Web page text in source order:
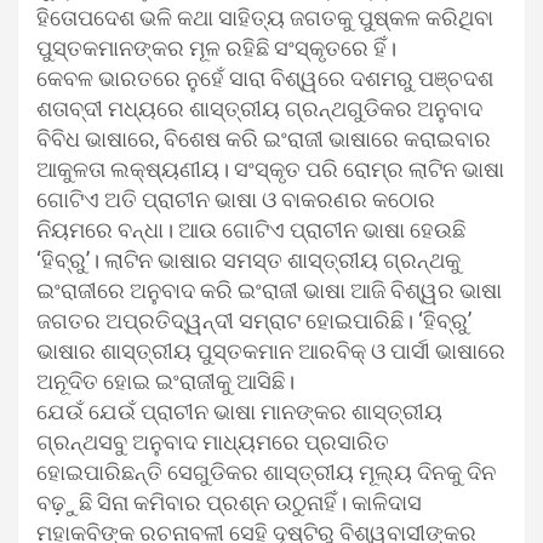
ହିତୋପଦେଶ ଭଳି କଥା ସାହିତ୍ୟ ଜଗତକୁ ପୁଷ୍କଳ କରିଥିବା
ପୁସ୍ତକମାନଙ୍କର ମୂଳ ରହିଛି ସଂସ୍କୃତରେ ହିଁ।
କେବଳ ଭାରତରେ ନୁହେଁ ସାରା ବିଶ୍ୱରେ ଦଶମରୁ ପଞ୍ଚଦଶ
ଶତାବ୍ଦୀ ମଧ୍ୟରେ ଶାସ୍ତ୍ରୀୟ ଗ୍ରନ୍ଥଗୁଡିକର ଅନୁବାଦ
ବିବିଧ ଭାଷାରେ, ବିଶେଷ କରି ଇଂରାଜୀ ଭାଷାରେ କରାଇବାର
ଆକୁଳତା ଲକ୍ଷ୍ୟଣୀୟ। ସଂସ୍କୃତ ପରି ରୋମ୍‌ର ଲାଟିନ ଭାଷା
ଗୋଟିଏ ଅତି ପ୍ରାଚୀନ ଭାଷା ଓ ବାକରଣର କଠୋର
ନିୟମରେ ବନ୍ଧା। ଆଉ ଗୋଟିଏ ପ୍ରାଚୀନ ଭାଷା ହେଉଛି
‘ହିବ୍ରୁ’। ଲାଟିନ ଭାଷାର ସମସ୍ତ ଶାସ୍ତ୍ରୀୟ ଗ୍ରନ୍ଥକୁ
ଇଂରାଜୀରେ ଅନୁବାଦ କରି ଇଂରାଜୀ ଭାଷା ଆଜି ବିଶ୍ୱର ଭାଷା
ଜଗତର ଅପ୍ରତିଦ୍ୱନ୍ଦୀ ସମ୍ରାଟ ହୋଇପାରିଛି। ‘ହିବ୍ରୁ’
ଭାଷାର ଶାସ୍ତ୍ରୀୟ ପୁସ୍ତକମାନ ଆରବିକ୍ ଓ ପାର୍ସୀ ଭାଷାରେ
ଅନୂଦିତ ହୋଇ ଇଂରାଜୀକୁ ଆସିଛି।
ଯେଉଁ ଯେଉଁ ପ୍ରାଚୀନ ଭାଷା ମାନଙ୍କର ଶାସ୍ତ୍ରୀୟ
ଗ୍ରନ୍ଥସବୁ ଅନୁବାଦ ମାଧ୍ୟମରେ ପ୍ରସାରିତ
ହୋଇପାରିଛନ୍ତି ସେଗୁଡିକର ଶାସ୍ତ୍ରୀୟ ମୂଲ୍ୟ ଦିନକୁ ଦିନ
ବଢ଼ୁଛି ସିନା କମିବାର ପ୍ରଶ୍ନ ଉଠୁନାହିଁ। କାଳିଦାସ
ମହାକବିଙ୍କ ରଚନାବଳୀ ସେହି ଦୃଷ୍ଟିରୁ ବିଶ୍ୱବାସୀଙ୍କର